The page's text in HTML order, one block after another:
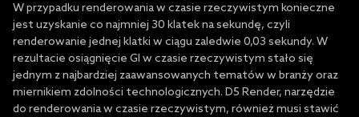
W przypadku renderowania w czasie rzeczywistym konieczne
jest uzyskanie co najmniej 30 klatek na sekundę, czyli
renderowanie jednej klatki w ciągu zaledwie 0,03 sekundy. W
rezultacie osiągnięcie GI w czasie rzeczywistym stało się
jednym z najbardziej zaawansowanych tematów w branży oraz
miernikiem zdolności technologicznych. D5 Render, narzędzie
do renderowania w czasie rzeczywistym, również musi stawić